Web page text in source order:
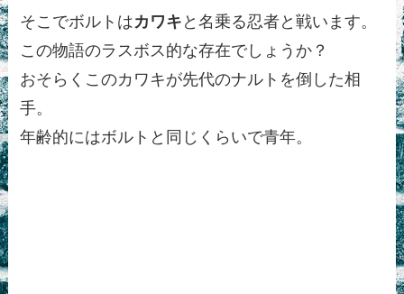
そこでボルトはカワキ と名乗る忍者と戦います。
この物語のラスボス的な存在でしょうか？
おそらくこのカワキが先代のナルトを倒した相
手。
年齢的にはボルトと同じくらいで青年。